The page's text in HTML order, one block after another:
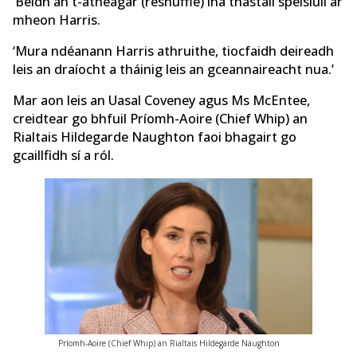
mheon Harris.
‘Mura ndéanann Harris athruithe, tiocfaidh deireadh
leis an draíocht a tháinig leis an gceannaireacht nua.’
Mar aon leis an Uasal Coveney agus Ms McEntee,
creidtear go bhfuil Príomh-Aoire (Chief Whip) an
Rialtais Hildegarde Naughton faoi bhagairt go
gcaillfidh sí a ról.
Príomh-Aoire (Chief Whip) an Rialtais Hildegarde Naughton